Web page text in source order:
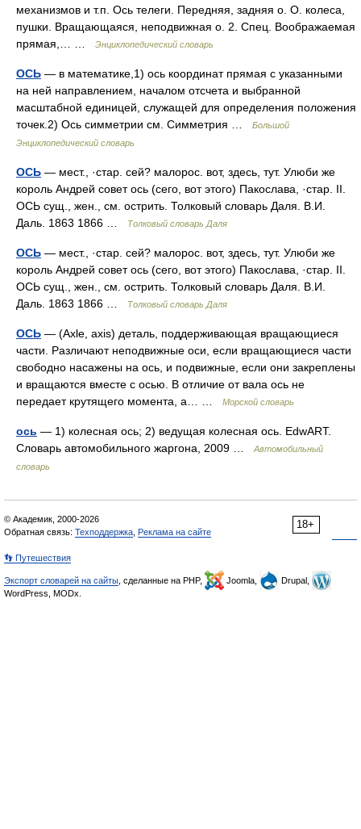
механизмов и т.п. Ось телеги. Передняя, задняя о. О. колеса,
пушки. Вращающаяся, неподвижная о. 2. Спец. Воображаемая
прямая,… …
Энциклопедический словарь
ОСЬ — в математике,1) ось координат прямая с указанными
на ней направлением, началом отсчета и выбранной
масштабной единицей, служащей для определения положения
точек.2) Ось симметрии см. Симметрия …
Большой
Энциклопедический словарь
ОСЬ — мест., ·стар. сей? малорос. вот, здесь, тут. Улюби же
король Андрей совет ось (сего, вот этого) Пакослава, ·стар. II.
ОСЬ сущ., жен., см. острить. Толковый словарь Даля. В.И.
Даль. 1863 1866 …
Толковый словарь Даля
ОСЬ — мест., ·стар. сей? малорос. вот, здесь, тут. Улюби же
король Андрей совет ось (сего, вот этого) Пакослава, ·стар. II.
ОСЬ сущ., жен., см. острить. Толковый словарь Даля. В.И.
Даль. 1863 1866 …
Толковый словарь Даля
ОСЬ — (Axle, axis) деталь, поддерживающая вращающиеся
части. Различают неподвижные оси, если вращающиеся части
свободно насажены на ось, и подвижные, если они закреплены
и вращаются вместе с осью. В отличие от вала ось не
передает крутящего момента, а… …
Морской словарь
ось — 1) колесная ось; 2) ведущая колесная ось. EdwART.
Словарь автомобильного жаргона, 2009 …
Автомобильный
словарь
18+
© Академик, 2000-2026
Обратная связь: Техподдержка Реклама на сайте
👣 Путешествия
Экспорт словарей на сайты , сделанные на PHP, Joomla,
Drupal,
WordPress, MODx.